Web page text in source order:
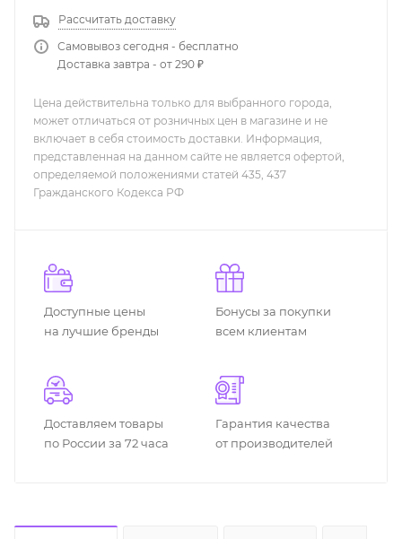
Рассчитать доставку
Самовывоз сегодня - бесплатно
Доставка завтра - от 290 ₽
Цена действительна только для выбранного города,
может отличаться от розничных цен в магазине и не
включает в себя стоимость доставки. Информация,
представленная на данном сайте не является офертой,
определяемой положениями статей 435, 437
Гражданского Кодекса РФ
Доступные цены
на лучшие бренды
Бонусы за покупки
всем клиентам
Доставляем товары
по России за 72 часа
Гарантия качества
от производителей